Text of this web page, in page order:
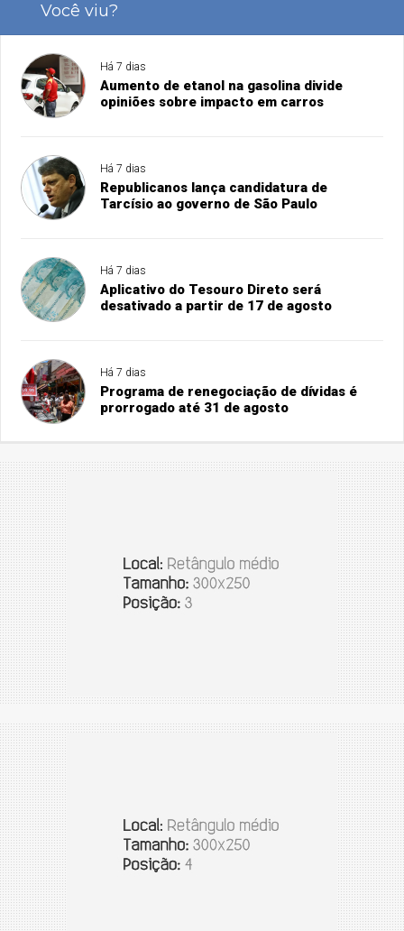
Você viu?
Há 7 dias
Aumento de etanol na gasolina divide
opiniões sobre impacto em carros
Há 7 dias
Republicanos lança candidatura de
Tarcísio ao governo de São Paulo
Há 7 dias
Aplicativo do Tesouro Direto será
desativado a partir de 17 de agosto
Há 7 dias
Programa de renegociação de dívidas é
prorrogado até 31 de agosto